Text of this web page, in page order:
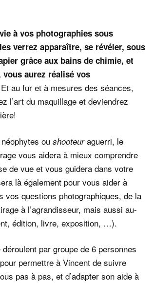
à vos photographies sous
verrez apparaître, se révéler, sous
grâce aux bains de chimie, et
aurez réalisé vos
Et au fur et à mesures des séances,
l’art du maquillage et deviendrez
ou shooteuraguerri, le
vous aidera à mieux comprendre
de vue et vous guidera dans votre
là également pour vous aider à
vos questions photographiques, de la
à l’agrandisseur, mais aussi au-
édition, livre, exposition, …).
par groupe de 6 personnes
permettre à Vincent de suivre
pas à pas, et d’adapter son aide à